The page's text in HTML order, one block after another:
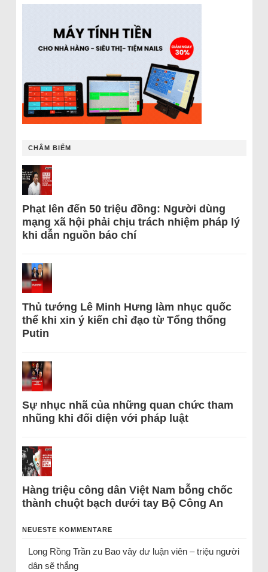
CHÂM BIẾM
Phạt lên đến 50 triệu đồng: Người dùng
mạng xã hội phải chịu trách nhiệm pháp lý
khi dẫn nguồn báo chí
Thủ tướng Lê Minh Hưng làm nhục quốc
thể khi xin ý kiến chỉ đạo từ Tổng thống
Putin
Sự nhục nhã của những quan chức tham
nhũng khi đối diện với pháp luật
Hàng triệu công dân Việt Nam bỗng chốc
thành chuột bạch dưới tay Bộ Công An
NEUESTE KOMMENTARE
Long Rồng Trầnzu Bao vây dư luận viên – triệu người
dân sẽ thắng